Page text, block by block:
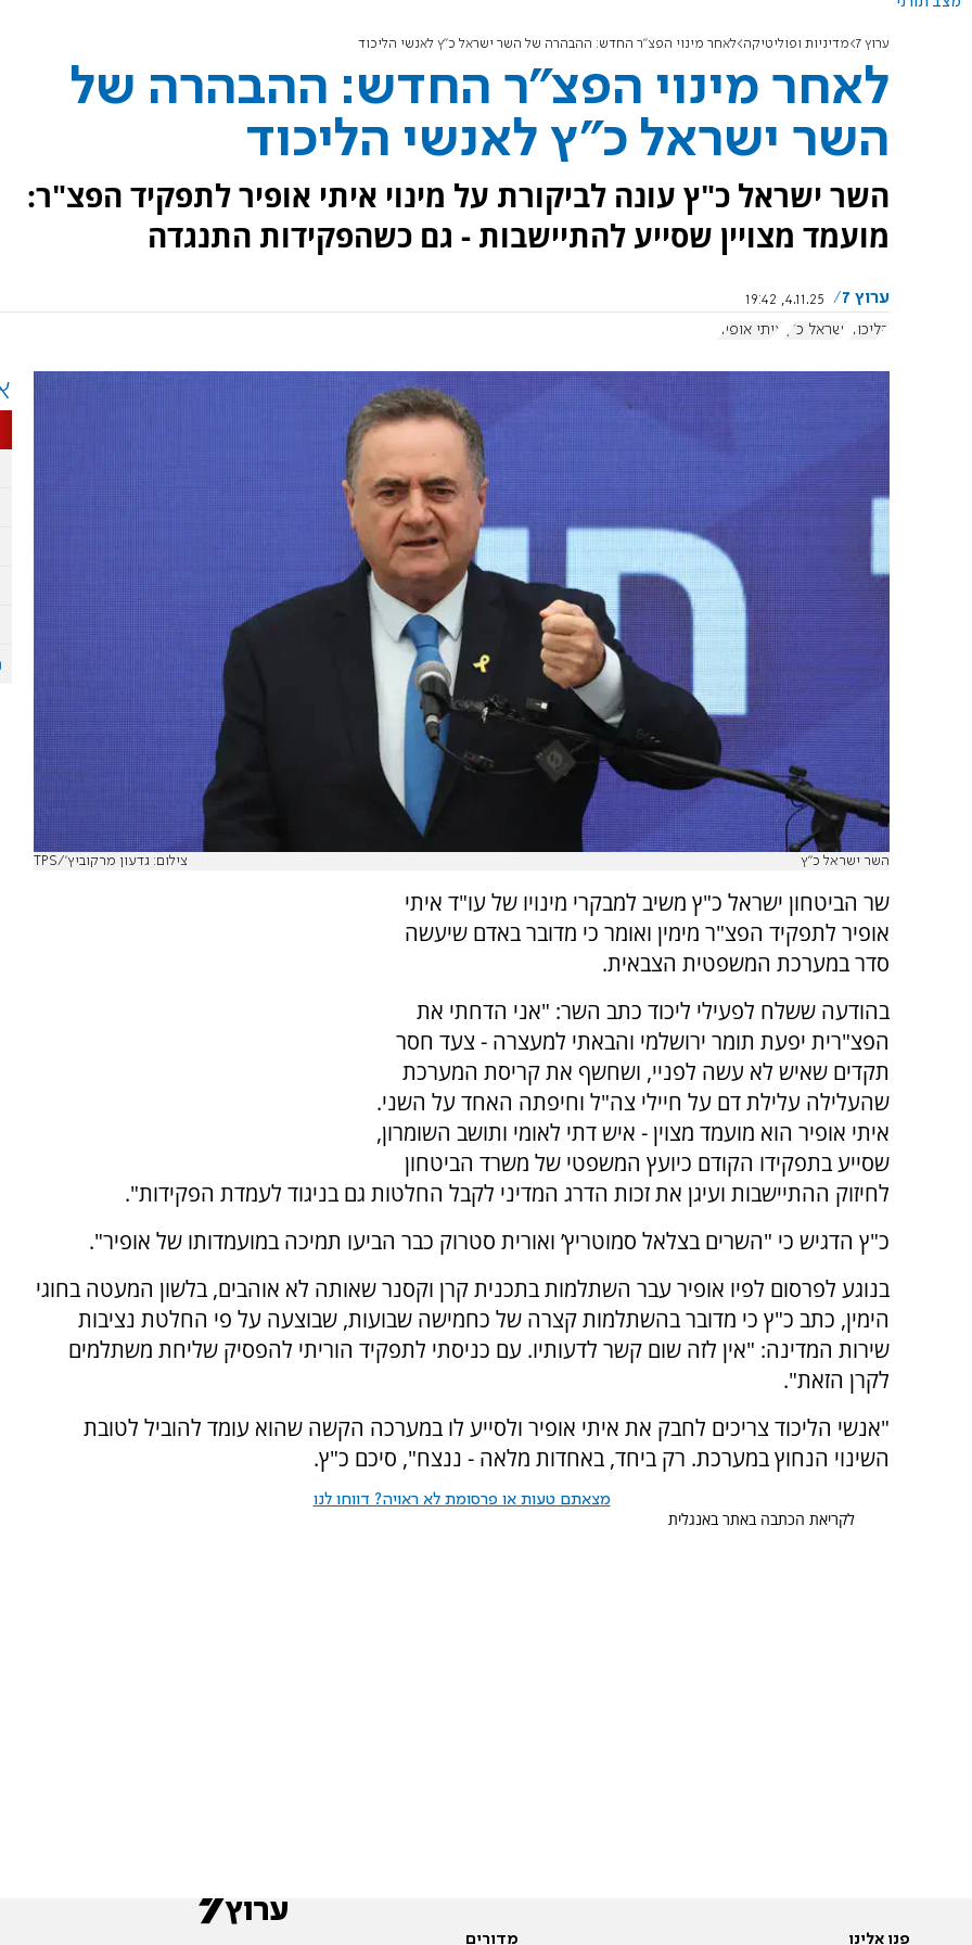
ערוץ 7 מדיניות ופוליטיקה לאחר מינוי הפצ"ר החדש: ההבהרה של השר ישראל כ"ץ לאנשי הליכוד
לאחר מינוי הפצ"ר החדש: ההבהרה של
השר ישראל כ"ץ לאנשי הליכוד
השר ישראל כ"ץ עונה לביקורת על מינוי איתי אופיר לתפקיד הפצ"ר:
מועמד מצויין שסייע להתיישבות - גם כשהפקידות התנגדה
ערוץ 7
4.11.25, 19:42
הליכוד
ישראל כ"ץ איתי אופיר
השר ישראל כ"ץ צילום: גדעון מרקוביץ'/TPS
שר הביטחון ישראל כ"ץ משיב למבקרי מינויו של עו"ד איתי
אופיר לתפקיד הפצ"ר מימין ואומר כי מדובר באדם שיעשה
סדר במערכת המשפטית הצבאית.
בהודעה ששלח לפעילי ליכוד כתב השר: "אני הדחתי את
הפצ"רית יפעת תומר ירושלמי והבאתי למעצרה - צעד חסר
תקדים שאיש לא עשה לפניי, ושחשף את קריסת המערכת
שהעלילה עלילת דם על חיילי צה"ל וחיפתה האחד על השני.
איתי אופיר הוא מועמד מצוין - איש דתי לאומי ותושב השומרון,
שסייע בתפקידו הקודם כיועץ המשפטי של משרד הביטחון
לחיזוק ההתיישבות ועיגן את זכות הדרג המדיני לקבל החלטות גם בניגוד לעמדת הפקידות".
כ"ץ הדגיש כי "השרים בצלאל סמוטריץ’ ואורית סטרוק כבר הביעו תמיכה במועמדותו של אופיר".
בנוגע לפרסום לפיו אופיר עבר השתלמות בתכנית קרן וקסנר שאותה לא אוהבים, בלשון המעטה בחוגי
הימין, כתב כ"ץ כי מדובר בהשתלמות קצרה של כחמישה שבועות, שבוצעה על פי החלטת נציבות
שירות המדינה: "אין לזה שום קשר לדעותיו. עם כניסתי לתפקיד הוריתי להפסיק שליחת משתלמים
לקרן הזאת".
"אנשי הליכוד צריכים לחבק את איתי אופיר ולסייע לו במערכה הקשה שהוא עומד להוביל לטובת
השינוי הנחוץ במערכת. רק ביחד, באחדות מלאה - ננצח", סיכם כ"ץ.
מצאתם טעות או פרסומת לא ראויה? דווחו לנו
לקריאת הכתבה באתר באנגלית
פנו אלינו מדורים